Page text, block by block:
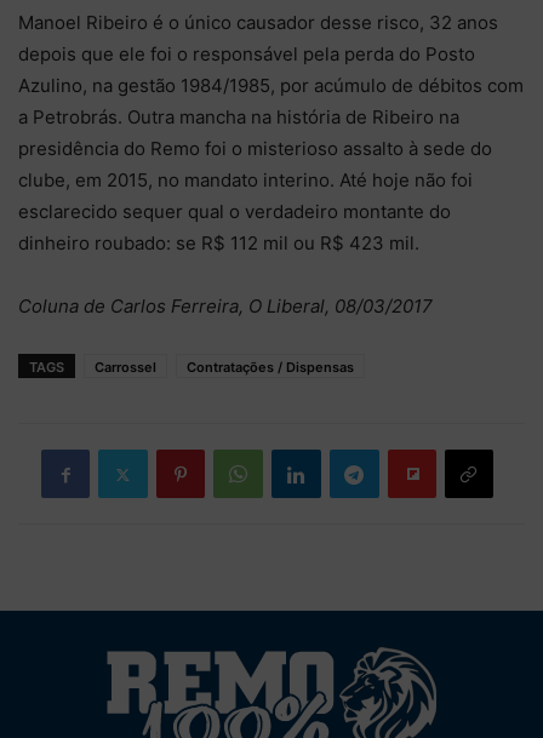
Manoel Ribeiro é o único causador desse risco, 32 anos
depois que ele foi o responsável pela perda do Posto
Azulino, na gestão 1984/1985, por acúmulo de débitos com
a Petrobrás. Outra mancha na história de Ribeiro na
presidência do Remo foi o misterioso assalto à sede do
clube, em 2015, no mandato interino. Até hoje não foi
esclarecido sequer qual o verdadeiro montante do
dinheiro roubado: se R$ 112 mil ou R$ 423 mil.
Coluna de Carlos Ferreira, O Liberal, 08/03/2017
TAGS Carrossel Contratações / Dispensas